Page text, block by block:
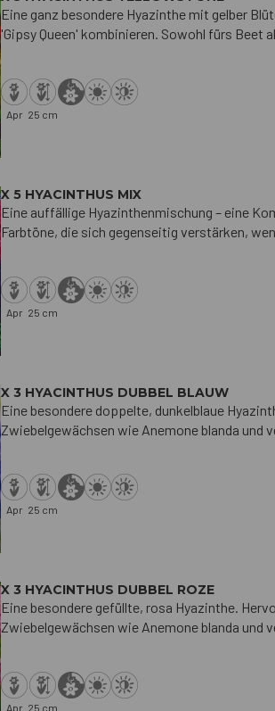
Eine ganz besondere Hyazinthe mit gelber
'Gipsy Queen' kombinieren. Sowohl fürs Beet
Apr 25 cm
X 5 HYACINTHUS MIX
Eine auffällige Hyazinthenmischung – eine
Farbtöne, die sich gegenseitig verstärken,
Apr 25 cm
X 3 HYACINTHUS DUBBEL BLAUW
Eine besondere doppelte, dunkelblaue
Zwiebelgewächsen wie Anemone blanda und
Apr 25 cm
X 3 HYACINTHUS DUBBEL ROZE
Eine besondere gefüllte, rosa Hyazinthe.
Zwiebelgewächsen wie Anemone blanda und
Apr 25 cm